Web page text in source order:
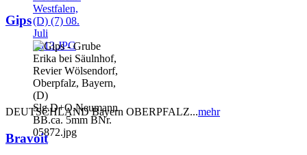
Gips
DEUTSCHLAND Bayern OBERPFALZ...mehr
Bravoit